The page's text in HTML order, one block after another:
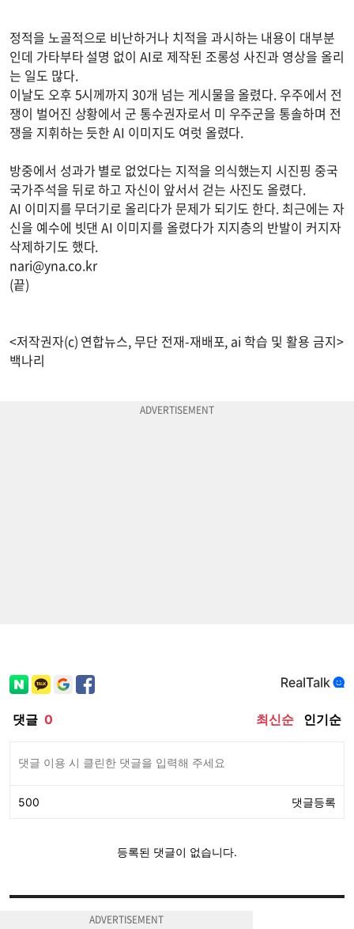
정적을 노골적으로 비난하거나 치적을 과시하는 내용이 대부분
인데 가타부타 설명 없이 AI로 제작된 조롱성 사진과 영상을 올리
는 일도 많다.
이날도 오후 5시께까지 30개 넘는 게시물을 올렸다. 우주에서 전
쟁이 벌어진 상황에서 군 통수권자로서 미 우주군을 통솔하며 전
쟁을 지휘하는 듯한 AI 이미지도 여럿 올렸다.
방중에서 성과가 별로 없었다는 지적을 의식했는지 시진핑 중국
국가주석을 뒤로 하고 자신이 앞서서 걷는 사진도 올렸다.
AI 이미지를 무더기로 올리다가 문제가 되기도 한다. 최근에는 자
신을 예수에 빗댄 AI 이미지를 올렸다가 지지층의 반발이 커지자
삭제하기도 했다.
nari@yna.co.kr
(끝)
<저작권자(c) 연합뉴스, 무단 전재-재배포, ai 학습 및 활용 금지>
백나리